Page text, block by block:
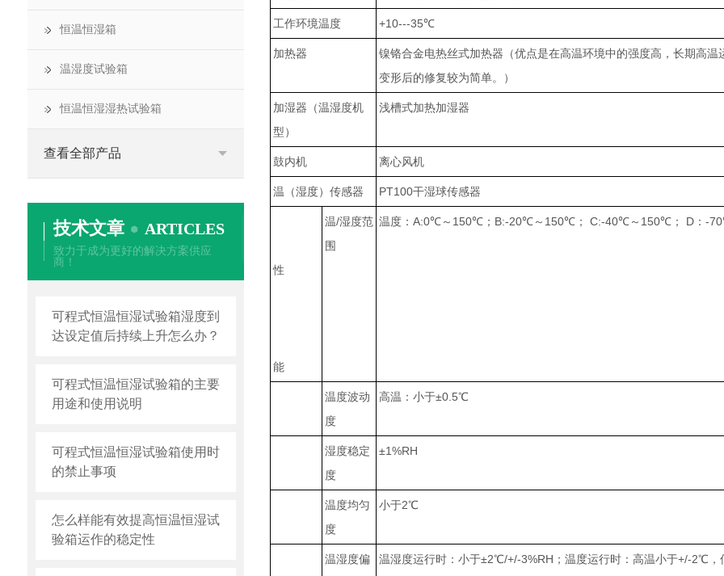
工作环境温度 +10---35℃
加热器
镍铬合金电热丝式加热器（优点是在高温环境中的强度高，长期高
变形后的修复较为简单。）
加湿器（温湿度机
型）
浅槽式加热加湿器
鼓内机 离心风机
温（湿度）传感器 PT100干湿球传感器
性
能
温/湿度范
围
温度：A:0℃～150℃；B:-20℃～150℃； C:-40℃～150℃； D：-
温度波动
度
高温：小于±0.5℃
湿度稳定
度
±1%RH
温度均匀
度
小于2℃
温湿度偏
温湿度运行时：小于±2℃/+/-3%RH；温度运行时：高温小于+/-2℃
恒温恒湿箱
温湿度试验箱
恒温恒湿湿热试验箱
查看全部产品
技术文章 ARTICLES
致力于成为更好的解决方案供应
商！
可程式恒温恒湿试验箱湿度到
达设定值后持续上升怎么办？
可程式恒温恒湿试验箱的主要
用途和使用说明
可程式恒温恒湿试验箱使用时
的禁止事项
怎么样能有效提高恒温恒湿试
验箱运作的稳定性